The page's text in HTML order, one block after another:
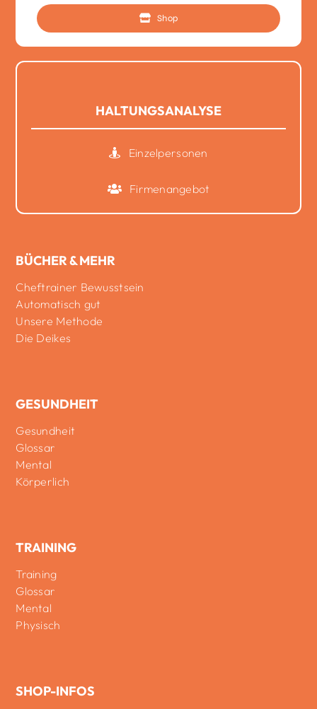
Shop
HALTUNGSANALYSE
Einzelpersonen
Firmenangebot
BÜCHER & MEHR
Cheftrainer Bewusstsein
Automatisch gut
Unsere Methode
Die Deikes
GESUNDHEIT
Gesundheit
Glossar
Mental
Körperlich
TRAINING
Training
Glossar
Mental
Physisch
SHOP-INFOS